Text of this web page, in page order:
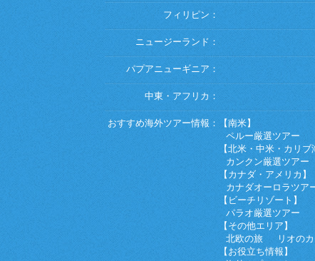
フィリピン：
ニュージーランド：
パプアニューギニア：
中東・アフリカ：
おすすめ海外ツアー情報：
【南米】
ペルー厳選ツアー
【北米・中米・カリブ
カンクン厳選ツアー
【カナダ・アメリカ】
カナダオーロラツア
【ビーチリゾート】
パラオ厳選ツアー
【その他エリア】
北欧の旅
リオの
【お役立ち情報】